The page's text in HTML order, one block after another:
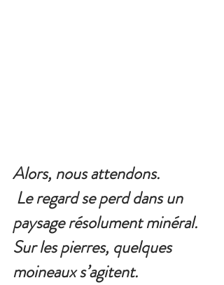
Alors, nous attendons.
paysage résolument minéral.
Sur les pierres, quelques
moineaux s’agitent.